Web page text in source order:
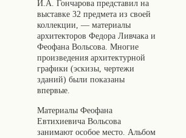
И.А. Гончарова представил на
выставке 32 предмета из своей
коллекции, — материалы
архитекторов Федора Ливчака и
Феофана Вольсова. Многие
произведения архитектурной
графики (эскизы, чертежи
зданий) были показаны
впервые.
Материалы Феофана
Евтихиевича Вольсова
занимают особое место. Альбом